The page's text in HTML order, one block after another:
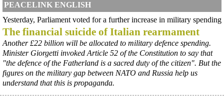
@peacelink - 6/8/2026 21:41
cronachetarantine.it/index.php
il Governo ha manifestato l’intenzione di predisporre un
provvedimento straordinario per attenuare le conseguenze
economiche e sociali della prevista fermata dell’area a caldo e ha
chiesto alle rappresentanze del territorio di formulare proposte
concrete per definirne i contenuti. Casartigiani valuta positivamente
questa disponibilità.
#ILVA #Taranto
PEACELINK ENGLISH
Yesterday, Parliament voted for a further increase in military spending
The financial suicide of Italian rearmament
Another £22 billion will be allocated to military defence spending.
Minister Giorgetti invoked Article 52 of the Constitution to say that
"the defence of the Fatherland is a sacred duty of the citizen". But the
figures on the military gap between NATO and Russia help us
understand that this is propaganda.